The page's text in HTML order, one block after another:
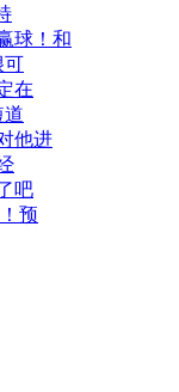
球！和
可
在
道
他进
吧
预